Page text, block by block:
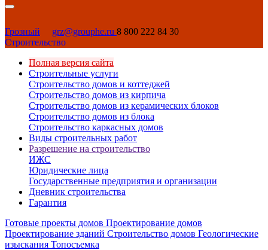
Грозный grz@grouphe.ru 8 800 222 84 30
Строительство
Полная версия сайта
Строительные услуги
Строительство домов и коттеджей
Строительство домов из кирпича
Строительство домов из керамических блоков
Строительство домов из блока
Строительство каркасных домов
Виды строительных работ
Разрешение на строительство
ИЖС
Юридические лица
Государственные предприятия и организации
Дневник строительства
Гарантия
Готовые проекты домов Проектирование домов
Проектирование зданий Строительство домов Геологические
изыскания Топосъемка